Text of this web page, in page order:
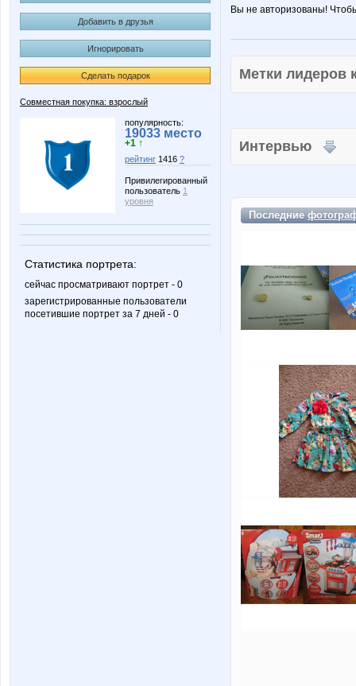
Добавить в друзья
Игнорировать
Сделать подарок
Совместная покупка: взрослый
популярность:
19033 место
+1 ↑
рейтинг 1416 ?
Привилегированный
пользователь 1
уровня
Статистика портрета:
сейчас просматривают портрет - 0
зарегистрированные пользователи
посетившие портрет за 7 дней - 0
Вы не авторизованы!
Метки
Интервью
Последние